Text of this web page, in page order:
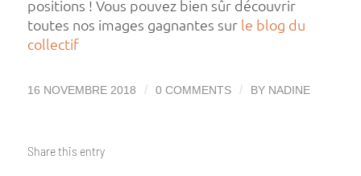
positions ! Vous pouvez bien sûr découvrir
toutes nos images gagnantes sur le blog du
collectif
16 NOVEMBRE 2018 / 0 COMMENTS / BY NADINE
Share this entry